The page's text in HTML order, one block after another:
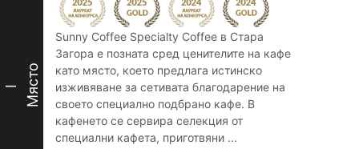
I Място
Sunny Coffee Specialty Coffee в Стара
Загора е позната сред ценителите на кафе
като място, което предлага истинско
изживяване за сетивата благодарение на
своето специално подбрано кафе. В
кафенето се сервира селекция от
специални кафета, приготвяни ...